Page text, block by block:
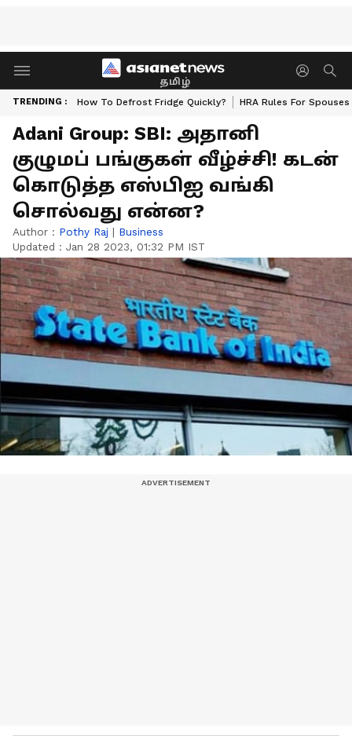
தமிழ்
TRENDING : How To Defrost Fridge Quickly? HRA Rules For Spouses
Adani Group: SBI: அதானி
குழுமப் பங்குகள் வீழ்ச்சி! கடன்
கொடுத்த எஸ்பிஐ வங்கி
சொல்வது என்ன?
Author : Pothy Raj | Business
Updated : Jan 28 2023, 01:32 PM IST